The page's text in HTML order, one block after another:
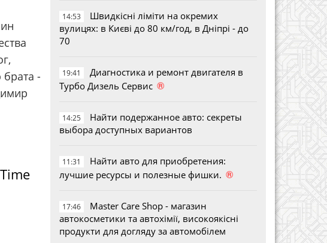
-
14:53
Швидкісні ліміти на окремих
вулицях: в Києві до 80 км/год, в Дніпрі - до
70
19:41
Диагностика и ремонт двигателя в
Турбо Дизель Сервис ®
14:25
Найти подержанное авто: секреты
выбора доступных вариантов
11:31
Найти авто для приобретения:
лучшие ресурсы и полезные фишки. ®
17:46
Master Care Shop - магазин
автокосметики та автохімії, високоякісні
продукти для догляду за автомобілем